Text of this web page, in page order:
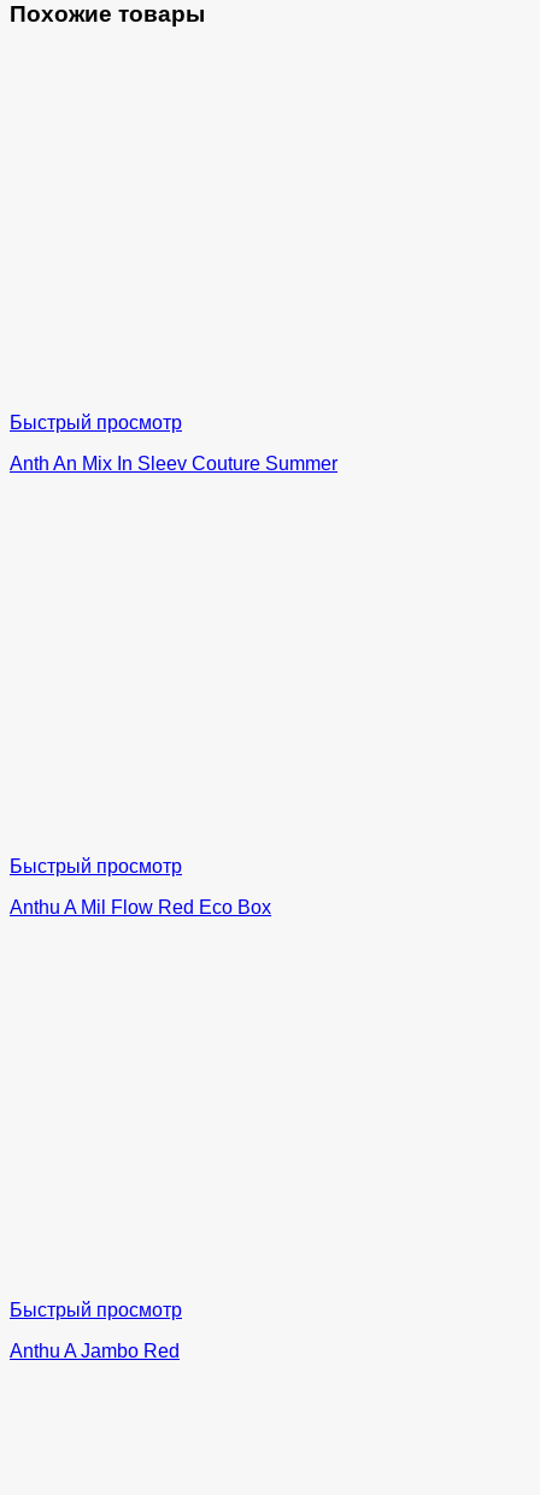
Похожие товары
Быстрый просмотр
Anth An Mix In Sleev Couture Summer
Быстрый просмотр
Anthu A Mil Flow Red Eco Box
Быстрый просмотр
Anthu A Jambo Red